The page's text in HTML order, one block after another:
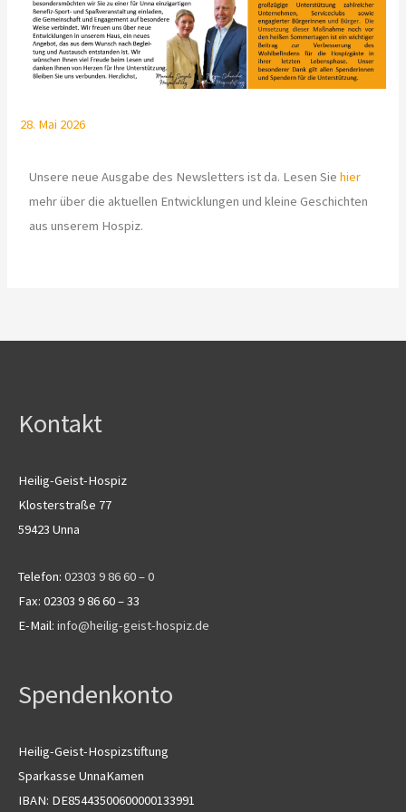
28. Mai 2026
Unsere neue Ausgabe des Newsletters ist da. Lesen Siehier
mehr über die aktuellen Entwicklungen und kleine Geschichten
aus unserem Hospiz.
Kontakt
Heilig-Geist-Hospiz
Klosterstraße 77
59423 Unna
Telefon: 02303 9 86 60 – 0
Fax: 02303 9 86 60 – 33
E-Mail: info@heilig-geist-hospiz.de
Spendenkonto
Heilig-Geist-Hospizstiftung
Sparkasse UnnaKamen
IBAN: DE85443500600000133991